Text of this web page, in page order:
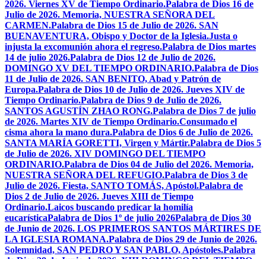
2026. Viernes XV de Tiempo Ordinario.Palabra de Dios 16 de
Julio de 2026. Memoria, NUESTRA SEÑORA DEL
CARMEN.Palabra de Dios 15 de Julio de 2026. SAN
BUENAVENTURA, Obispo y Doctor de la Iglesia.Justa o
injusta la excomunión ahora el regreso.Palabra de Dios martes
14 de julio 2026.Palabra de Dios 12 de Julio de 2026.
DOMINGO XV DEL TIEMPO ORDINARIO.Palabra de Dios
11 de Julio de 2026. SAN BENITO, Abad y Patrón de
Europa.Palabra de Dios 10 de Julio de 2026. Jueves XIV de
Tiempo Ordinario.Palabra de Dios 9 de Julio de 2026.
SANTOS AGUSTÍN ZHAO RONG.Palabra de Dios 7 de julio
de 2026. Martes XIV de Tiempo Ordinario.Consumado el
cisma ahora la mano dura.Palabra de Dios 6 de Julio de 2026.
SANTA MARÍA GORETTI, Virgen y Mártir.Palabra de Dios 5
de Julio de 2026. XIV DOMINGO DEL TIEMPO
ORDINARIO.Palabra de Dios 04 de Julio del 2026. Memoria,
NUESTRA SEÑORA DEL REFUGIO.Palabra de Dios 3 de
Julio de 2026. Fiesta, SANTO TOMÁS, Apóstol.Palabra de
Dios 2 de Julio de 2026. Jueves XIII de Tiempo
Ordinario.Laicos buscando predicar la homilía
eucarísticaPalabra de Dios 1º de julio 2026Palabra de Dios 30
de Junio de 2026. LOS PRIMEROS SANTOS MÁRTIRES DE
LA IGLESIA ROMANA.Palabra de Dios 29 de Junio de 2026.
Solemnidad, SAN PEDRO Y SAN PABLO, Apóstoles.Palabra